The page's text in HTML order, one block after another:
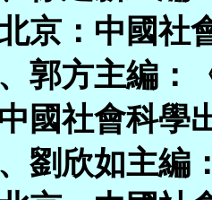
京：中國社
郭方主編：
國社會科學
劉欣如主編